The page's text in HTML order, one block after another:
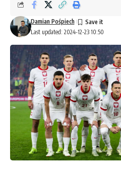
Last updated: 2024-12-23 10:50
Damian Pośpiech